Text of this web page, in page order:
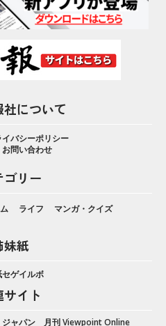
について
イバシーポリシー
お問い合わせ
ゴリー
ライフ マンガ・クイズ
妹紙
ゲイルボ
サイト
ャパン 月刊 Viewpoint Online